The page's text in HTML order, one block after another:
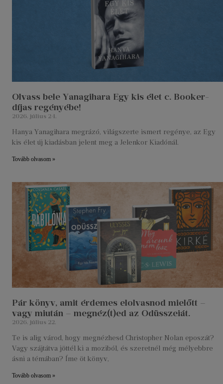
Olvass bele Yanagihara Egy kis élet c. Booker-
díjas regényébe!
2026. július 24.
Hanya Yanagihara megrázó, világszerte ismert regénye, az Egy
kis élet új kiadásban jelent meg a Jelenkor Kiadónál.
Tovább olvasom »
Pár könyv, amit érdemes elolvasnod mielőtt –
vagy miután – megnéz(t)ed az Odüsszeiát.
2026. július 22.
Te is alig várod, hogy megnézhesd Christopher Nolan eposzát?
Vagy szájtátva jöttél ki a moziból, és szeretnél még mélyebbre
ásni a témában? Íme öt könyv,
Tovább olvasom »